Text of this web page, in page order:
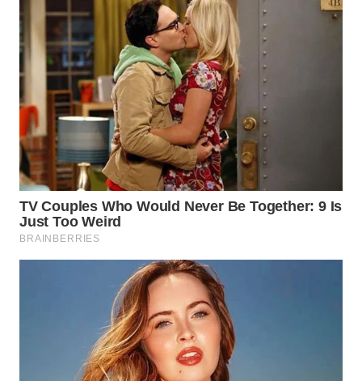
WAHANANEWS
ID
WAHANANEWS
CO ID
WAHANANEWS
NET
WAHANA
SPORT